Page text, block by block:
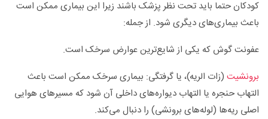
کودکان حتما باید تحت نظر پزشک باشند زیرا این بیماری ممکن است
باعث بیماری‌های دیگری شود. از جمله:
عفونت گوش که یکی از شایع‌ترین عوارض سرخک است.
برونشیت (زات الریه)، یا گرفتگی: بیماری سرخک ممکن است باعث
التهاب حنجره یا التهاب دیواره‌های داخلی آن شود که مسیرهای هوایی
اصلی ریه‌ها (لوله‌های برونشی) را دنبال می‌کند.